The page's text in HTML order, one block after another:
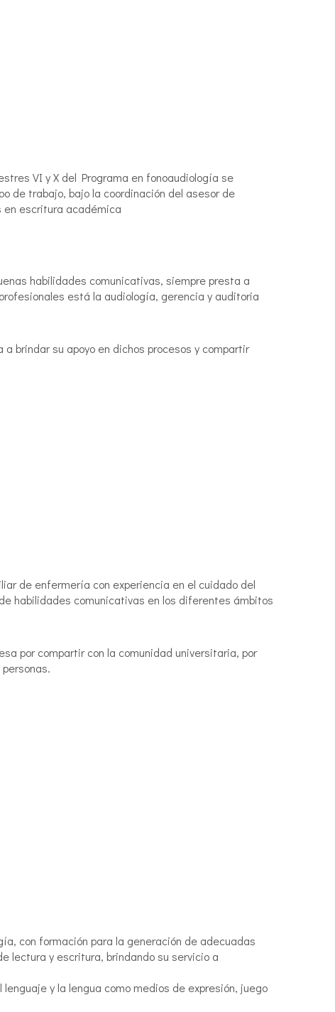
VI y X del Programa en fonoaudiología se
de trabajo, bajo la coordinación del asesor de
en escritura académica
habilidades comunicativas, siempre presta a
está la audiología, gerencia y auditoria
brindar su apoyo en dichos procesos y compartir
de enfermería con experiencia en el cuidado del
habilidades comunicativas en los diferentes ámbitos
por compartir con la comunidad universitaria, por
con formación para la generación de adecuadas
lectura y escritura, brindando su servicio a
y la lengua como medios de expresión, juego